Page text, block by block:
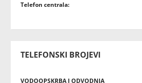
Telefon centrala:
TELEFONSKI BROJEVI
VODOOPSKRBA I ODVODNJA